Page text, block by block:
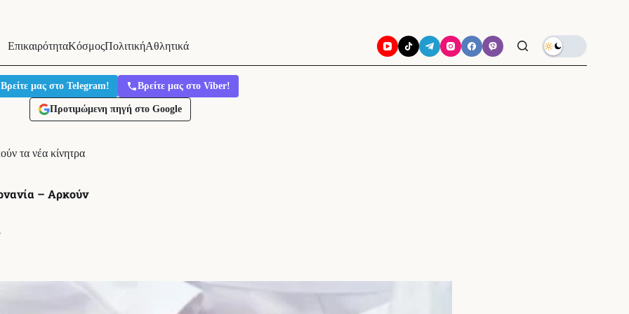
ΕπικαιρότηταΚόσμοςΠολιτικήΑθλητικά
Βρείτε μας στο Telegram! Βρείτε μας στο Viber!
Προτιμώμενη πηγή στο Google
τα νέα κίνητρα
– Αρκούν